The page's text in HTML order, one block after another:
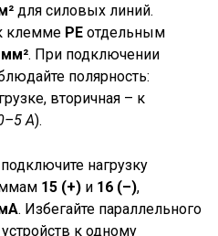
для силовых линий.
клемме PE отдельным
. При подключении
полярность:
вторичная – к
А).
нагрузку
15 (+) и 16 (–),
. Избегайте параллельного
к одному